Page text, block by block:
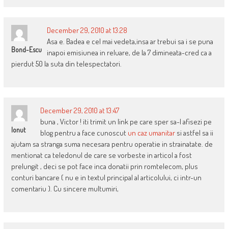
Bond-Escu
December 29, 2010 at 13:28
Asa e. Badea e cel mai vedeta,insa ar trebui sa i se puna
inapoi emisiunea in reluare, de la 7 dimineata-cred ca a
pierdut 50 la suta din telespectatori.
Ionut
December 29, 2010 at 13:47
buna , Victor ! iti trimit un link pe care sper sa-l afisezi pe
blog pentru a face cunoscut un caz umanitarsi astfel sa ii
ajutam sa stranga suma necesara pentru operatie in strainatate. de
mentionat ca teledonul de care se vorbeste in articol a fost
prelungit , deci se pot face inca donatii prin romtelecom, plus
conturi bancare ( nu e in textul principal al articolului, ci intr-un
comentariu ). Cu sincere multumiri,